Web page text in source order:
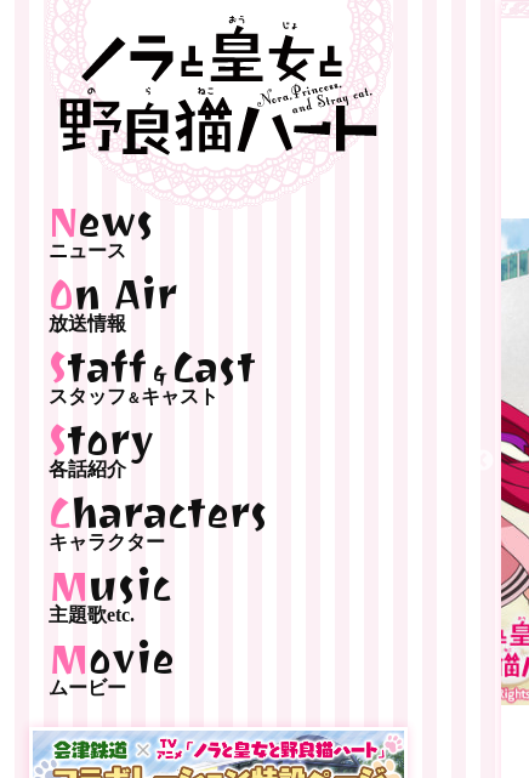
News
ニュース
On Air
放送情報
Staff&Cast
スタッフ ＆ キャスト
Story
各話紹介
Characters
キャラクター
Music
主題歌etc.
Movie
ムービー